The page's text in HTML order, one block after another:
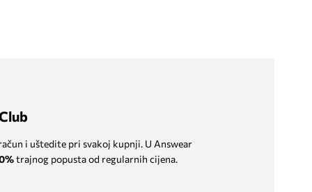
i uštedite pri svakoj kupnji. U Answear
trajnog popusta od regularnih cijena.